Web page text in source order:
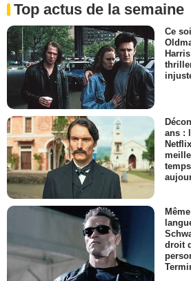
Top actus de la semaine
Ce
ans :
droit